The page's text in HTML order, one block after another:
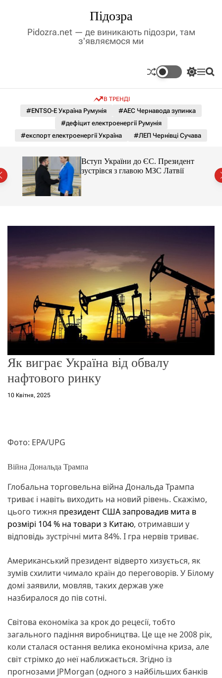
Підозра
Pidozra.net — де виникають підозри, там
з'являємося ми
П
м
и
а
о
л
ь
г
м
М П
В ТРЕНДІ
#ENTSO-E Україна Румунія
#АЕС Чернавода зупинка
#дефіцит електроенергії Румунія
#експорт електроенергії Україна
#ЛЕП Чернівці Сучава
Вступ України до ЄС. Президент
зустрівся з главою МЗС Латвії
Як виграє Україна від обвалу
нафтового ринку
10 Квітня, 2025
Фото: EPA/UPG
Війна Дональда Трампа
Глобальна торговельна війна Дональда Трампа
триває і навіть виходить на новий рівень. Скажімо,
цього тижня президент США запровадив мита в
розмірі 104 % на товари з Китаю, отримавши у
відповідь зустрічні мита 84%. І гра нервів триває.
Американський президент відверто хизується, як
зумів схилити чимало країн до переговорів. У Білому
домі заявили, мовляв, таких держав уже
назбиралося до пів сотні.
Світова економіка за крок до рецесії, тобто
загального падіння виробництва. Це ще не 2008 рік,
коли сталася остання велика економічна криза, але
світ стрімко до неї наближається. Згідно із
прогнозами JPMorgan (одного з найбільших банків